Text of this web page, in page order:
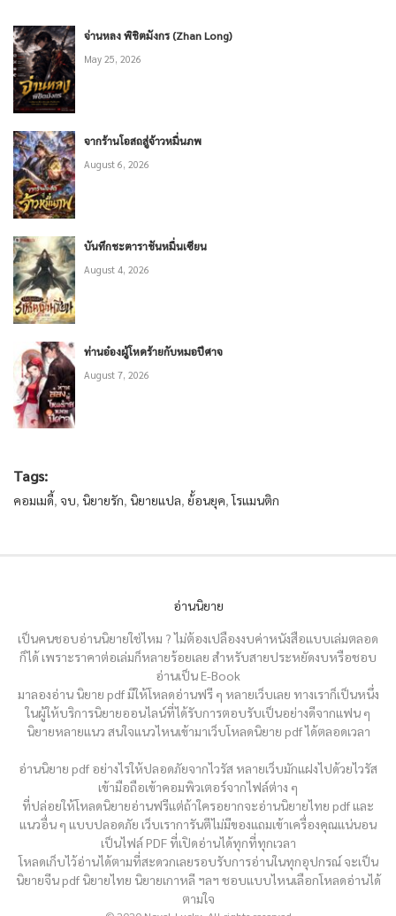
จ่านหลง พิชิตมังกร (Zhan Long)
May 25, 2026
จากร้านโอสถสู่จ้าวหมื่นภพ
August 6, 2026
บันทึกชะตาราชันหมื่นเซียน
August 4, 2026
ท่านอ๋องผู้โหดร้ายกับหมอปีศาจ
August 7, 2026
Tags:
คอมเมดี้, จบ, นิยายรัก, นิยายแปล, ย้้อนยุค,โรแมนติก
อ่านนิยาย
เป็นคนชอบอ่านนิยายใช่ไหม ? ไม่ต้องเปลืองงบค่าหนังสือแบบเล่มตลอด
ก็ได้ เพราะราคาต่อเล่มก็หลายร้อยเลย สำหรับสายประหยัดงบหรือชอบ
อ่านเป็น E-Book
มาลองอ่าน นิยาย pdf มีให้โหลดอ่านฟรี ๆ หลายเว็บเลย ทางเราก็เป็นหนึ่ง
ในผู้ให้บริการนิยายออนไลน์ที่ได้รับการตอบรับเป็นอย่างดีจากแฟน ๆ
นิยายหลายแนว สนใจแนวไหนเข้ามาเว็บโหลดนิยาย pdf ได้ตลอดเวลา
อ่านนิยาย pdf อย่างไรให้ปลอดภัยจากไวรัส หลายเว็บมักแฝงไปด้วยไวรัส
เข้ามือถือเข้าคอมพิวเตอร์จากไฟล์ต่าง ๆ
ที่ปล่อยให้โหลดนิยายอ่านฟรีแต่ถ้าใครอยากจะอ่านนิยายไทย pdf และ
แนวอื่น ๆ แบบปลอดภัย เว็บเราการันตีไม่มีของแถมเข้าเครื่องคุณแน่นอน
เป็นไฟล์ PDF ที่เปิดอ่านได้ทุกที่ทุกเวลา
โหลดเก็บไว้อ่านได้ตามที่สะดวกเลยรอบรับการอ่านในทุกอุปกรณ์ จะเป็น
นิยายจีน pdf นิยายไทย นิยายเกาหลี ฯลฯ ชอบแบบไหนเลือกโหลดอ่านได้
ตามใจ